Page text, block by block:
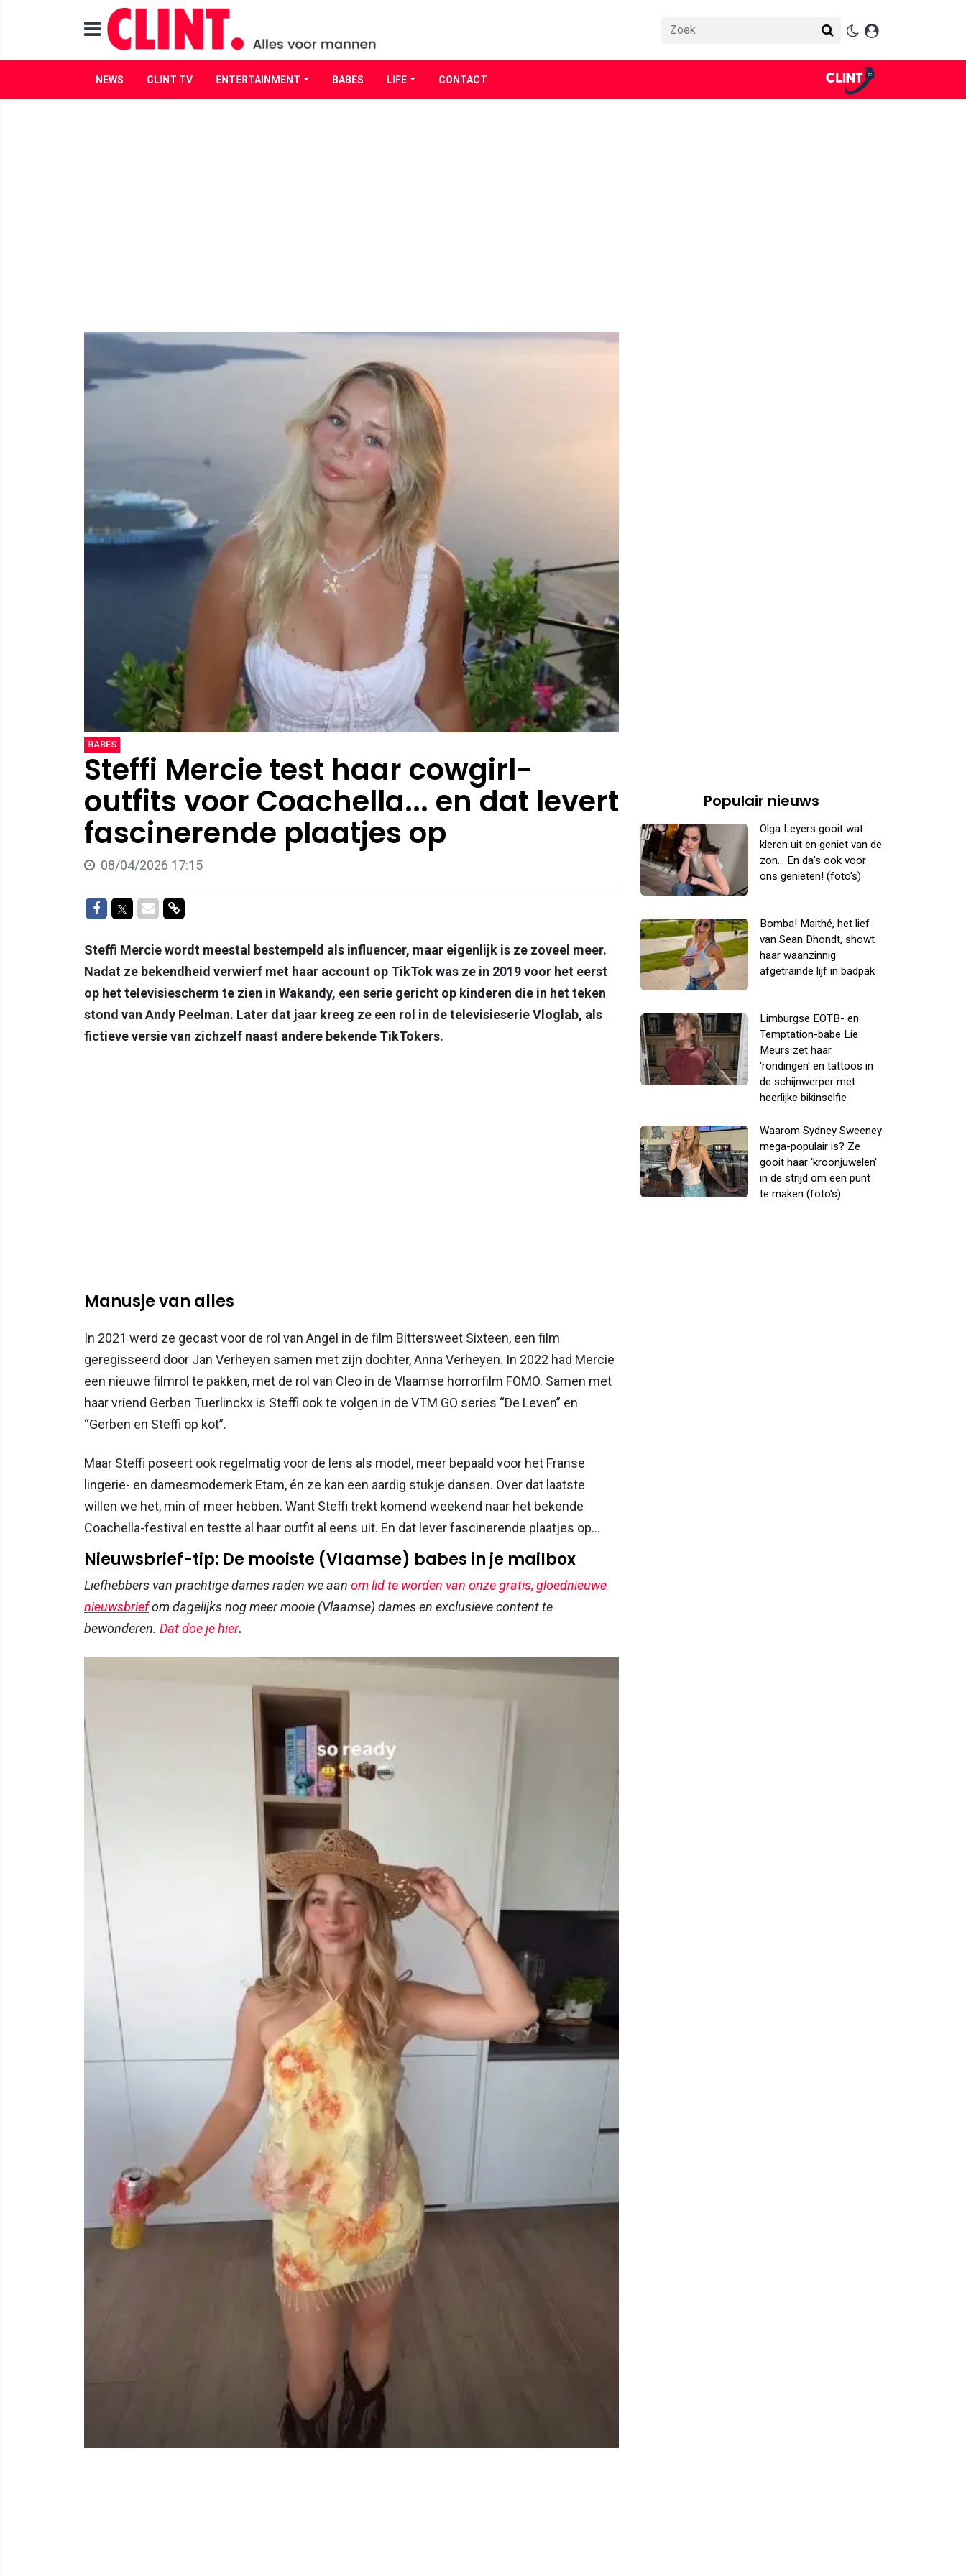
NEWS CLINT TV ENTERTAINMENT BABES LIFE CONTACT
BABES
Steffi Mercie test haar cowgirl-
outfits voor Coachella... en dat levert
fascinerende plaatjes op
08/04/2026 17:15
Delen op Facebook
Delen op Twitter
Delen via Mail
Delen via link
Steffi Mercie wordt meestal bestempeld als influencer, maar eigenlijk is ze zoveel meer.
Nadat ze bekendheid verwierf met haar account op TikTok was ze in 2019 voor het eerst
op het televisiescherm te zien in Wakandy, een serie gericht op kinderen die in het teken
stond van Andy Peelman. Later dat jaar kreeg ze een rol in de televisieserie Vloglab, als
fictieve versie van zichzelf naast andere bekende TikTokers.
Manusje van alles
In 2021 werd ze gecast voor de rol van Angel in de film Bittersweet Sixteen, een film
geregisseerd door Jan Verheyen samen met zijn dochter, Anna Verheyen. In 2022 had Mercie
een nieuwe filmrol te pakken, met de rol van Cleo in de Vlaamse horrorfilm FOMO. Samen met
haar vriend Gerben Tuerlinckx is Steffi ook te volgen in de VTM GO series “De Leven” en
“Gerben en Steffi op kot”.
Maar Steffi poseert ook regelmatig voor de lens als model, meer bepaald voor het Franse
lingerie- en damesmodemerk Etam, én ze kan een aardig stukje dansen. Over dat laatste
willen we het, min of meer hebben. Want Steffi trekt komend weekend naar het bekende
Coachella-festival en testte al haar outfit al eens uit. En dat lever fascinerende plaatjes op...
Nieuwsbrief-tip: De mooiste (Vlaamse) babes in je mailbox
Liefhebbers van prachtige dames raden we aan om lid te worden van onze gratis, gloednieuwe
nieuwsbriefom dagelijks nog meer mooie (Vlaamse) dames en exclusieve content te
bewonderen. Dat doe je hier.
Populair nieuws
Olga Leyers gooit wat
kleren uit en geniet van de
zon... En da's ook voor
ons genieten! (foto's)
Bomba! Maithé, het lief
van Sean Dhondt, showt
haar waanzinnig
afgetrainde lijf in badpak
Limburgse EOTB- en
Temptation-babe Lie
Meurs zet haar
'rondingen' en tattoos in
de schijnwerper met
heerlijke bikinselfie
Waarom Sydney Sweeney
mega-populair is? Ze
gooit haar 'kroonjuwelen'
in de strijd om een punt
te maken (foto's)